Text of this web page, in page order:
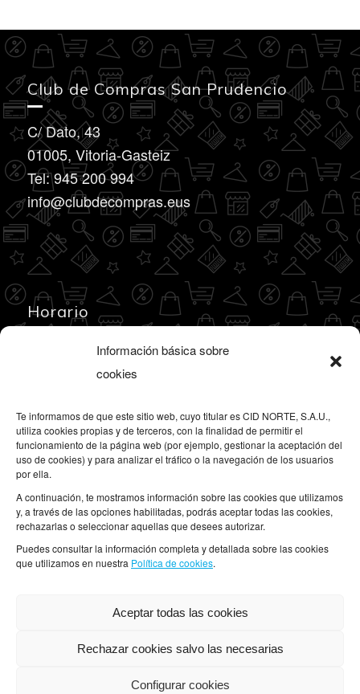
Información básica sobre
cookies
Te informamos de que este sitio web, cuyo titular es CID NORTE, S.A.U.,
utiliza cookies propias y de terceros, con la finalidad de permitir el
funcionamiento de la página web (por ejemplo, gestionar la aceptación del
uso de cookies) y para analizar el tráfico o la navegación de los usuarios
por ella.
A continuación, te mostramos información sobre las cookies que utilizamos
y, a través de las opciones habilitadas, podrás aceptar todas las cookies,
rechazarlas o seleccionar aquellas que desees autorizar.
Puedes consultar la información completa y detallada sobre las cookies
que utilizamos en nuestra Política de cookies.
Aceptar todas las cookies
Rechazar cookies salvo las necesarias
Configurar cookies
Club de Compras San Prudencio
C/ Dato, 43
01005, Vitoria-Gasteiz
Tel: 945 200 994
info@clubdecompras.eus
Horario
– De lunes a jueves de 8:00h a 14h y de 15h a
Otros enlaces
Aviso legal
Política de cookies